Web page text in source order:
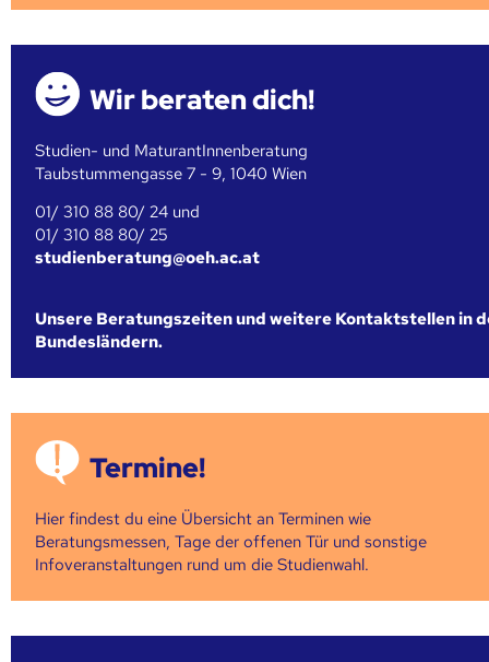
Wir beraten dich!
Studien- und MaturantInnenberatung
Taubstummengasse 7 - 9, 1040 Wien
01/ 310 88 80/ 24 und
01/ 310 88 80/ 25
studienberatung@oeh.ac.at
Unsere Beratungszeiten und weitere Kontaktstellen in
Bundesländern.
Termine!
Hier findest du eine Übersicht an Terminen wie
Beratungsmessen, Tage der offenen Tür und sonstige
Infoveranstaltungen rund um die Studienwahl.